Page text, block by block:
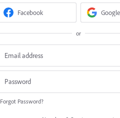
Facebook Google
or
Forgot Password?